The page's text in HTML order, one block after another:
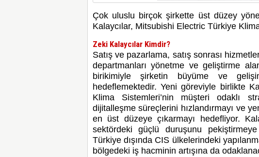
Çok uluslu birçok şirkette üst düzey
Kalaycılar, Mitsubishi Electric Türkiye
Zeki Kalaycılar Kimdir?
Satış ve pazarlama, satış sonrası
departmanları yönetme ve geliştirme
birikimiyle şirketin büyüme ve
hedeflemektedir. Yeni göreviyle birlikte
Klima Sistemleri’nin müşteri odaklı
dijitalleşme süreçlerini hızlandırmayı ve
en üst düzeye çıkarmayı hedefliyor.
sektördeki güçlü duruşunu
Türkiye dışında CIS ülkelerindeki
bölgedeki iş hacminin artışına da